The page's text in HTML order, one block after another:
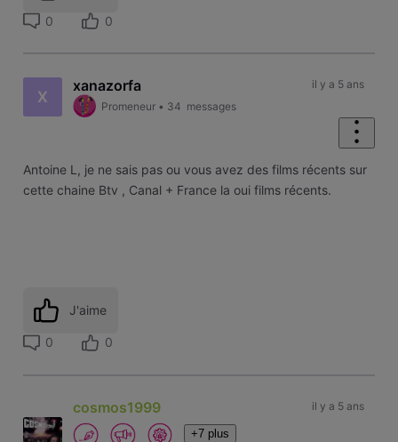
0 0
X
xanazorfa
Promeneur • 34 messages
il y a 5 ans
Antoine L, je ne sais pas ou vous avez des films récents sur
cette chaine Btv , Canal + France la oui films récents.
J'aime
0 0
cosmos1999
+7 plus
il y a 5 ans